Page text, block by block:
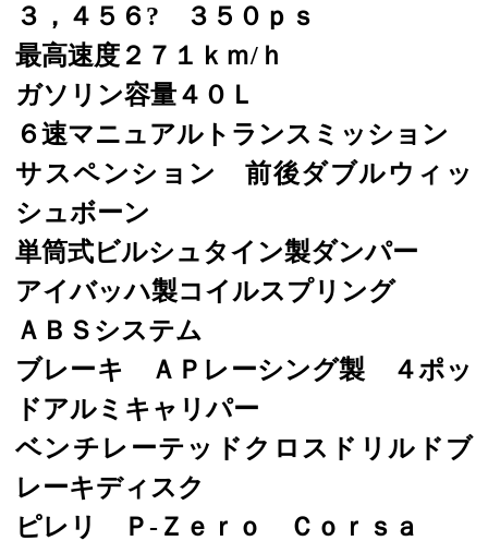
３，４５６? ３５０ｐｓ
最高速度２７１ｋｍ/ｈ
ガソリン容量４０Ｌ
６速マニュアルトランスミッション
サスペンション 前後ダブルウィッ
シュボーン
単筒式ビルシュタイン製ダンパー
アイバッハ製コイルスプリング
ＡＢＳシステム
ブレーキ ＡＰレーシング製 ４ポッ
ドアルミキャリパー
ベンチレーテッドクロスドリルドブ
レーキディスク
ピレリ Ｐ-Ｚｅｒｏ Ｃｏｒｓａ